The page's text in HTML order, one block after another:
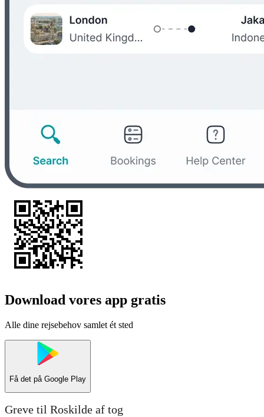
Download vores app gratis
Alle dine rejsebehov samlet ét sted
Få det på Google Play
Greve til Roskilde af tog